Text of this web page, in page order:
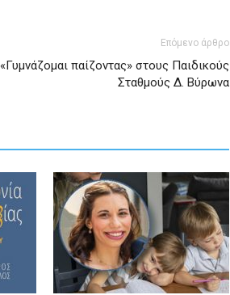
Επόμενο άρθρο
«Γυμνάζομαι παίζοντας» στους Παιδικούς
Σταθμούς Δ. Βύρωνα